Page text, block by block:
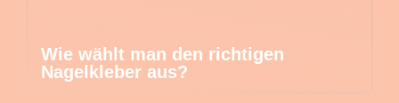
Wie wählt man den richtigen
Nagelkleber aus?